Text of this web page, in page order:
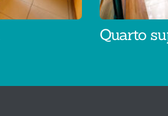
Quarto